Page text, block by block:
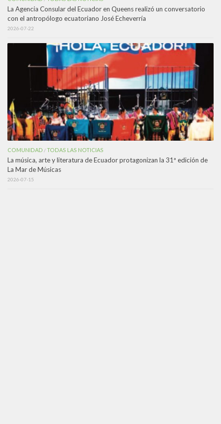
La Agencia Consular del Ecuador en Queens realizó un conversatorio
con el antropólogo ecuatoriano José Echeverría
2026-07-22
COMUNIDAD /TODAS LAS NOTICIAS
La música, arte y literatura de Ecuador protagonizan la 31ª edición de
La Mar de Músicas
2026-07-15